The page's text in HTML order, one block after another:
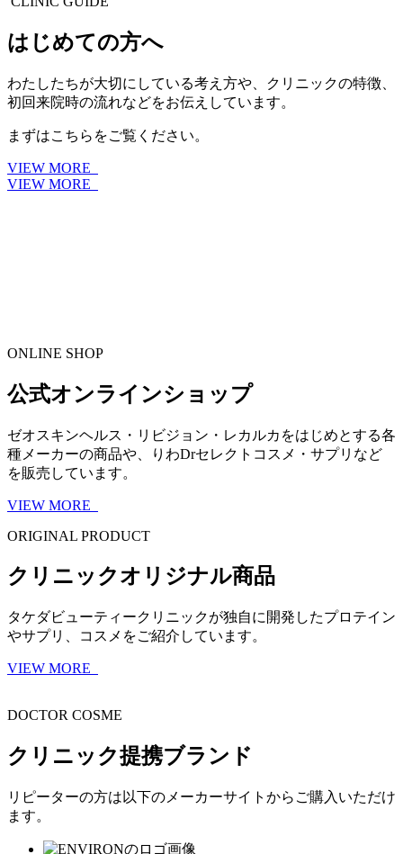
はじめての方へ
わたしたちが大切にしている考え方や、クリニックの特徴、
初回来院時の流れなどをお伝えしています。
まずはこちらをご覧ください。
VIEW MORE
VIEW MORE
ONLINE SHOP
公式オンラインショップ
ゼオスキンヘルス・リビジョン・レカルカをはじめとする各
種メーカーの商品や、りわDrセレクトコスメ・サプリなど
を販売しています。
VIEW MORE
ORIGINAL PRODUCT
クリニックオリジナル商品
タケダビューティークリニックが独自に開発したプロテイン
やサプリ、コスメをご紹介しています。
VIEW MORE
DOCTOR COSME
クリニック提携ブランド
リピーターの方は以下のメーカーサイトからご購入いただけ
ます。